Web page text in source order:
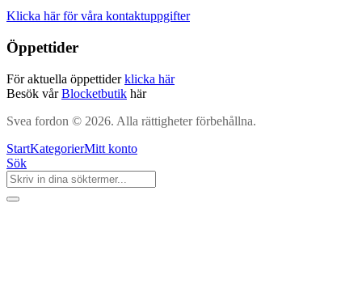
Klicka här för våra kontaktuppgifter
Öppettider
För aktuella öppettiderklicka här
Besök vårBlocketbutik här
Svea fordon © 2026. Alla rättigheter förbehållna.
StartKategorierMitt konto
Sök